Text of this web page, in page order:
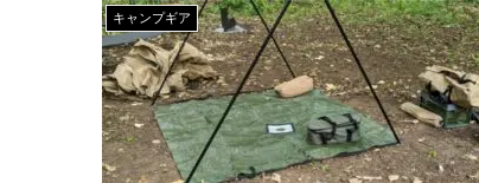
キャンプギア